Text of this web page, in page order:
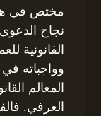
مختص في
نجاح
القانونية
وواجباته
المعالم
العرفي.